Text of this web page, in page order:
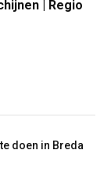
| Regio
doen in Breda